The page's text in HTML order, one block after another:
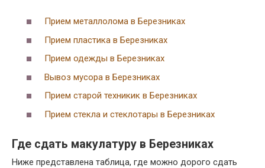
Прием металлолома в Березниках
Прием пластика в Березниках
Прием одежды в Березниках
Вывоз мусора в Березниках
Прием старой техникик в Березниках
Прием стекла и стеклотары в Березниках
Где сдать макулатуру в Березниках
Ниже представлена таблица, где можно дорого сдать